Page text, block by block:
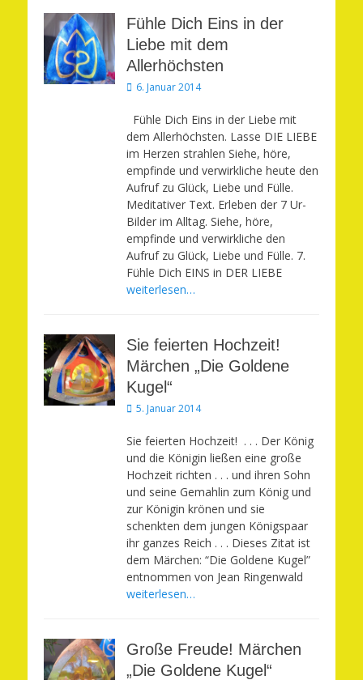
Fühle Dich Eins in der
Liebe mit dem
Allerhöchsten
Veröffentlicht
6. Januar 2014
Fühle Dich Eins in der Liebe mit
dem Allerhöchsten. Lasse DIE LIEBE
im Herzen strahlen Siehe, höre,
empfinde und verwirkliche heute den
Aufruf zu Glück, Liebe und Fülle.
Meditativer Text. Erleben der 7 Ur-
Bilder im Alltag. Siehe, höre,
empfinde und verwirkliche den
Aufruf zu Glück, Liebe und Fülle. 7.
Fühle Dich EINS in DER LIEBE
weiterlesen…
Sie feierten Hochzeit!
Märchen „Die Goldene
Kugel“
Veröffentlicht
5. Januar 2014
Sie feierten Hochzeit! . . . Der König
und die Königin ließen eine große
Hochzeit richten . . . und ihren Sohn
und seine Gemahlin zum König und
zur Königin krönen und sie
schenkten dem jungen Königspaar
ihr ganzes Reich . . . Dieses Zitat ist
dem Märchen: “Die Goldene Kugel”
entnommen von Jean Ringenwald
weiterlesen…
Große Freude! Märchen
„Die Goldene Kugel“